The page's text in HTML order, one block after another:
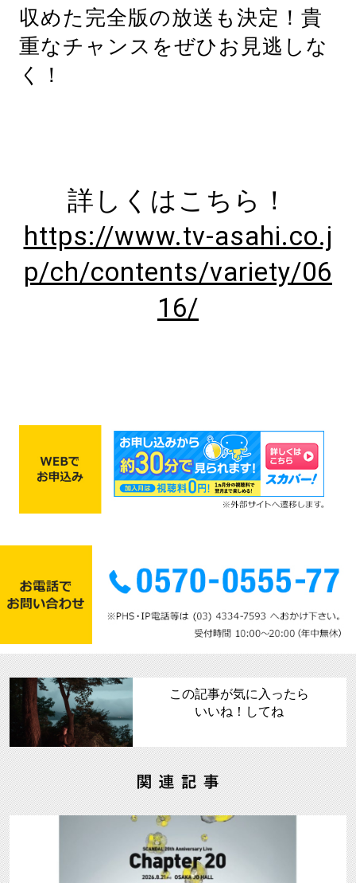
収めた完全版の放送も決定！貴
重なチャンスをぜひお見逃しな
く！
詳しくはこちら！
https://www.tv-asahi.co.j
p/ch/contents/variety/06
16/
この記事が気に入ったら
いいね！してね